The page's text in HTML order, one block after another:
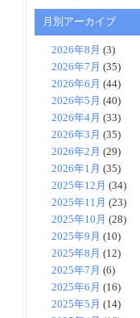
月別アーカイブ
2026年8月 (3)
2026年7月 (35)
2026年6月 (44)
2026年5月 (40)
2026年4月 (33)
2026年3月 (35)
2026年2月 (29)
2026年1月 (35)
2025年12月 (34)
2025年11月 (23)
2025年10月 (28)
2025年9月 (10)
2025年8月 (12)
2025年7月 (6)
2025年6月 (16)
2025年5月 (14)